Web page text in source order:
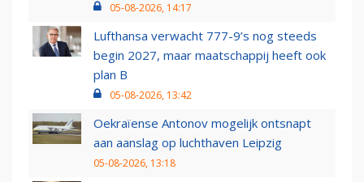
05-08-2026, 14:17
Lufthansa verwacht 777-9’s nog steeds
begin 2027, maar maatschappij heeft ook
plan B
05-08-2026, 13:42
Oekraïense Antonov mogelijk ontsnapt
aan aanslag op luchthaven Leipzig
05-08-2026, 13:18